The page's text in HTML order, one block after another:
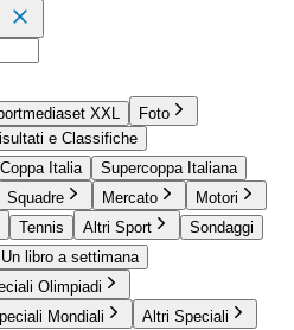
XXL
Foto
e Classifiche
Coppa Italia
Supercoppa Italiana
Squadre Mercato
Motori
Tennis Altri Sport
Sondaggi
Un libro a settimana
Olimpiadi
Mondiali Altri Speciali